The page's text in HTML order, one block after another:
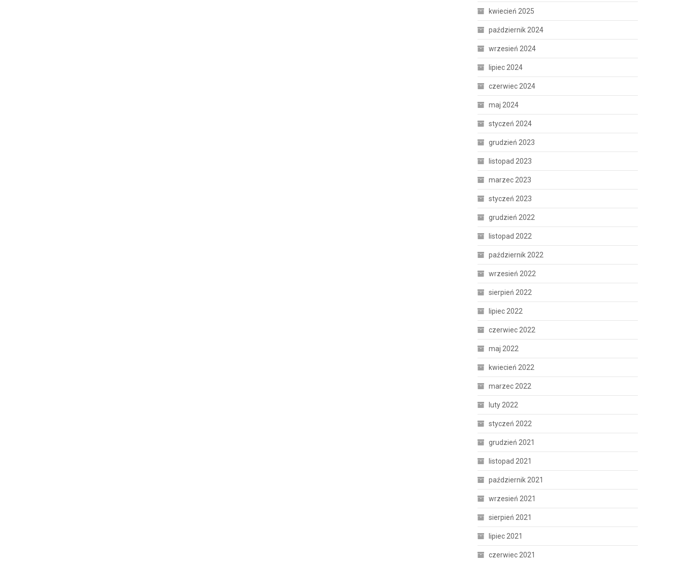
kwiecień 2025
październik 2024
wrzesień 2024
lipiec 2024
czerwiec 2024
maj 2024
styczeń 2024
grudzień 2023
listopad 2023
marzec 2023
styczeń 2023
grudzień 2022
listopad 2022
październik 2022
wrzesień 2022
sierpień 2022
lipiec 2022
czerwiec 2022
maj 2022
kwiecień 2022
marzec 2022
luty 2022
styczeń 2022
grudzień 2021
listopad 2021
październik 2021
wrzesień 2021
sierpień 2021
lipiec 2021
czerwiec 2021